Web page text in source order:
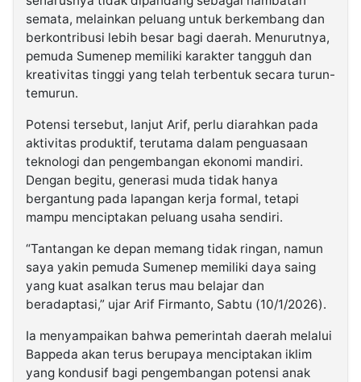
semata, melainkan peluang untuk berkembang dan
berkontribusi lebih besar bagi daerah. Menurutnya,
pemuda Sumenep memiliki karakter tangguh dan
kreativitas tinggi yang telah terbentuk secara turun-
temurun.
Potensi tersebut, lanjut Arif, perlu diarahkan pada
aktivitas produktif, terutama dalam penguasaan
teknologi dan pengembangan ekonomi mandiri.
Dengan begitu, generasi muda tidak hanya
bergantung pada lapangan kerja formal, tetapi
mampu menciptakan peluang usaha sendiri.
“Tantangan ke depan memang tidak ringan, namun
saya yakin pemuda Sumenep memiliki daya saing
yang kuat asalkan terus mau belajar dan
beradaptasi,” ujar Arif Firmanto, Sabtu (10/1/2026).
Ia menyampaikan bahwa pemerintah daerah melalui
Bappeda akan terus berupaya menciptakan iklim
yang kondusif bagi pengembangan potensi anak